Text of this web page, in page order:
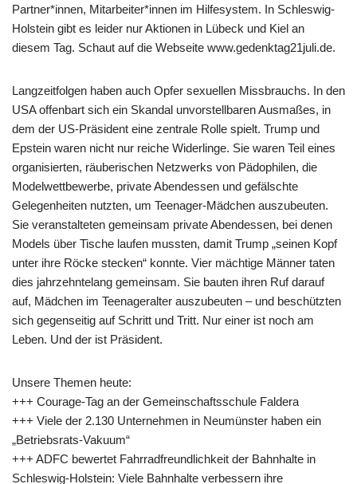
Partner*innen, Mitarbeiter*innen im Hilfesystem. In Schleswig-
Holstein gibt es leider nur Aktionen in Lübeck und Kiel an
diesem Tag. Schaut auf die Webseite www.gedenktag21juli.de.
Langzeitfolgen haben auch Opfer sexuellen Missbrauchs. In den
USA offenbart sich ein Skandal unvorstellbaren Ausmaßes, in
dem der US-Präsident eine zentrale Rolle spielt. Trump und
Epstein waren nicht nur reiche Widerlinge. Sie waren Teil eines
organisierten, räuberischen Netzwerks von Pädophilen, die
Modelwettbewerbe, private Abendessen und gefälschte
Gelegenheiten nutzten, um Teenager-Mädchen auszubeuten.
Sie veranstalteten gemeinsam private Abendessen, bei denen
Models über Tische laufen mussten, damit Trump „seinen Kopf
unter ihre Röcke stecken“ konnte. Vier mächtige Männer taten
dies jahrzehntelang gemeinsam. Sie bauten ihren Ruf darauf
auf, Mädchen im Teenageralter auszubeuten – und beschützten
sich gegenseitig auf Schritt und Tritt. Nur einer ist noch am
Leben. Und der ist Präsident.
Unsere Themen heute:
+++ Courage-Tag an der Gemeinschaftsschule Faldera
+++ Viele der 2.130 Unternehmen in Neumünster haben ein
„Betriebsrats-Vakuum“
+++ ADFC bewertet Fahrradfreundlichkeit der Bahnhalte in
Schleswig-Holstein: Viele Bahnhalte verbessern ihre